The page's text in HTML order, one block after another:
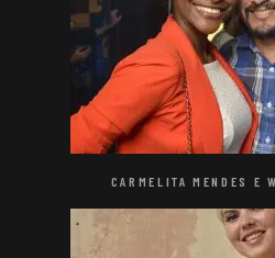
CARMELITA MENDES E